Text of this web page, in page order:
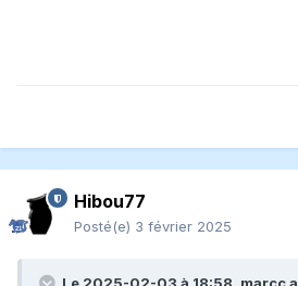
Hibou77
Posté(e) 3 février 2025